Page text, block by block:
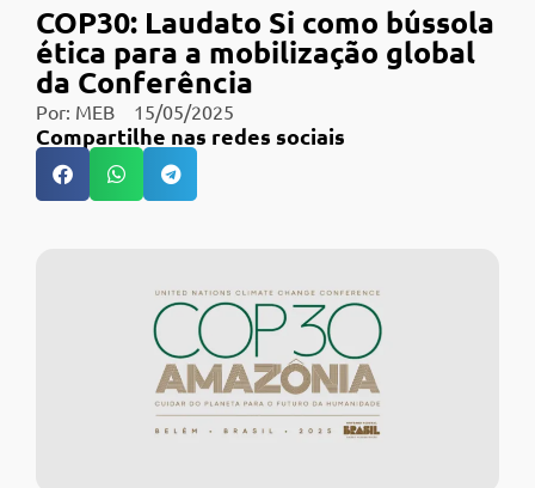
COP30: Laudato Si como bússola
ética para a mobilização global
da Conferência
Por: MEB 15/05/2025
Compartilhe nas redes sociais